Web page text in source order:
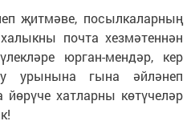
җитмәве, посыл­каларның
поч­та хезмәтеннән
юрган-мендәр, кер
урынына гына әйләнеп
хатларны көтүчеләр